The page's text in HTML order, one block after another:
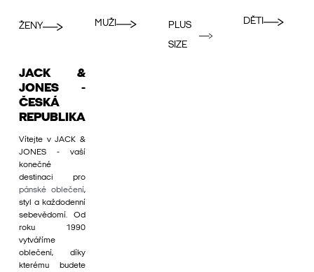
ŽENY MUŽI
PLUS
SIZE
DĚTI
JACK &
JONES -
ČESKÁ
REPUBLIKA
Vítejte v JACK &
JONES - vaší
konečné
destinaci pro
pánské oblečení,
styl a každodenní
sebevědomí. Od
roku 1990
vytváříme
oblečení, díky
kterému budete